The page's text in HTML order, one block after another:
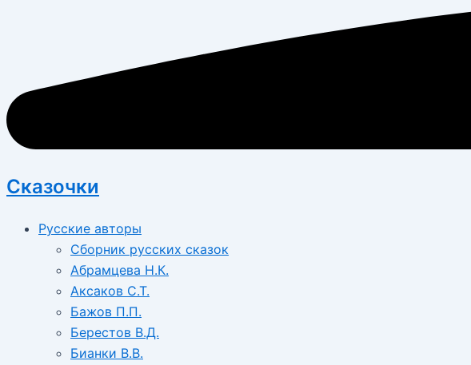
Сказочки
Русские авторы
Сборник русских сказок
Абрамцева Н.К.
Аксаков С.Т.
Бажов П.П.
Берестов В.Д.
Бианки В.В.